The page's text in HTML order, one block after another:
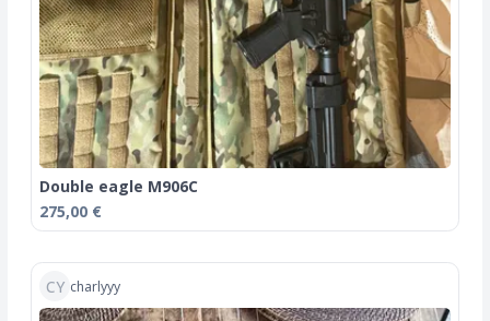
Double eagle M906C
275,00 €
CY charlyyy